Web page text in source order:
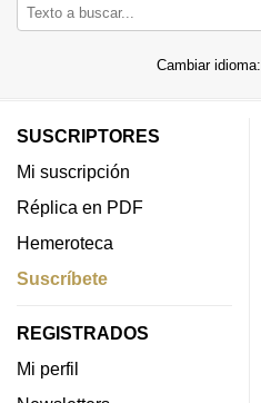
Cambiar idioma:
SUSCRIPTORES
Mi suscripción
Réplica en PDF
Hemeroteca
Suscríbete
REGISTRADOS
Mi perfil